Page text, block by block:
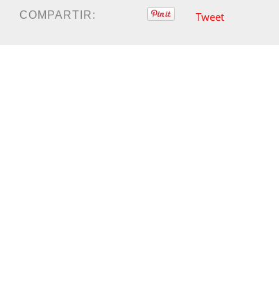
COMPARTIR: Tweet